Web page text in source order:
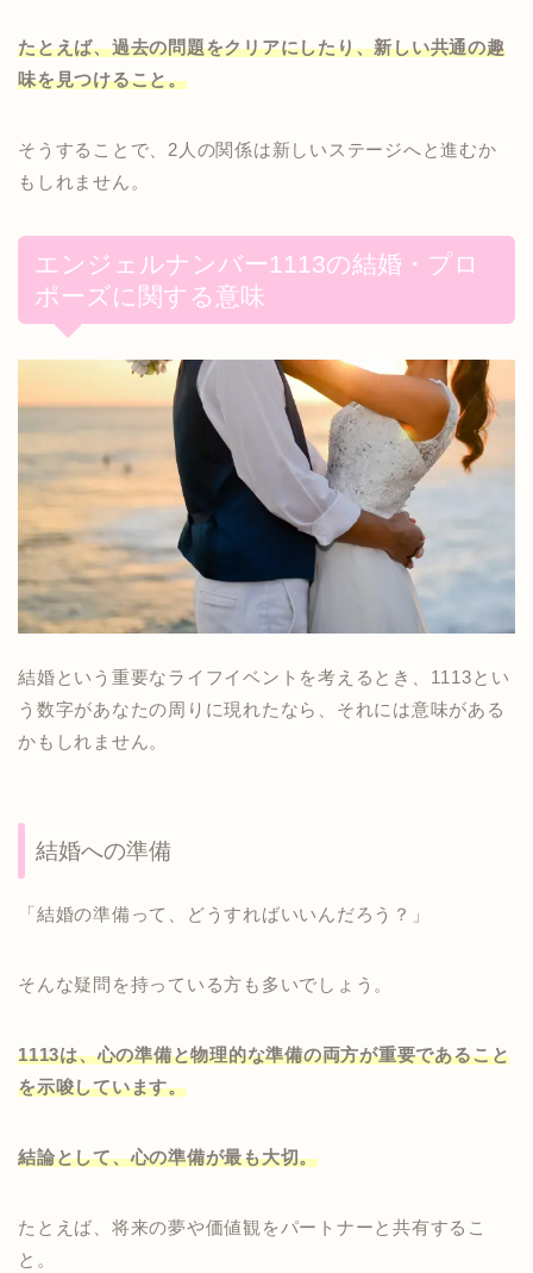
たとえば、過去の問題をクリアにしたり、新しい共通の趣
味を見つけること。
そうすることで、2人の関係は新しいステージへと進むか
もしれません。
エンジェルナンバー1113の結婚・プロ
ポーズに関する意味
結婚という重要なライフイベントを考えるとき、1113とい
う数字があなたの周りに現れたなら、それには意味がある
かもしれません。
結婚への準備
「結婚の準備って、どうすればいいんだろう？」
そんな疑問を持っている方も多いでしょう。
1113は、心の準備と物理的な準備の両方が重要であること
を示唆しています。
結論として、心の準備が最も大切。
たとえば、将来の夢や価値観をパートナーと共有するこ
と。